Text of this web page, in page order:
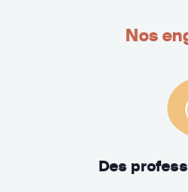
Nos
Des